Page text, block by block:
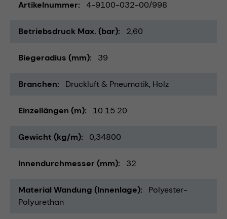
Artikelnummer 4-9100-032-00/998
Betriebsdruck Max. (bar) 2,60
Biegeradius (mm) 39
Branchen Druckluft & Pneumatik Holz
Einzellängen (m) 10 15 20
Gewicht (kg/m) 0,34800
Innendurchmesser (mm) 32
Material Wandung (Innenlage)
Polyester-
Polyurethan